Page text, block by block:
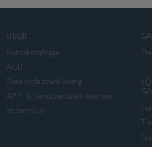
ÜBER
Kontaktanfrage
AGB
Datenschutzerklärung
APP- & Benutzerdaten löschen
Impressum